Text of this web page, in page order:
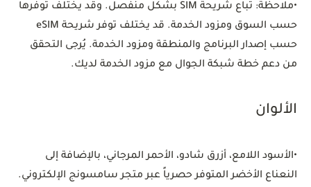
•
ملاحظة: تُباع شريحة SIM بشكل منفصل. وقد يختلف توفرها
حسب السوق ومزود الخدمة. قد يختلف توفر شريحة eSIM
حسب إصدار البرنامج والمنطقة ومزود الخدمة. يُرجى التحقق
من دعم خطة شبكة الجوال مع مزود الخدمة لديك.
الألوان
•الأسود اللامع، أزرق شادو، الأحمر المرجاني، بالإضافة إلى
النعناع الأخضر المتوفر حصرياً عبر متجر سامسونج الإلكتروني.